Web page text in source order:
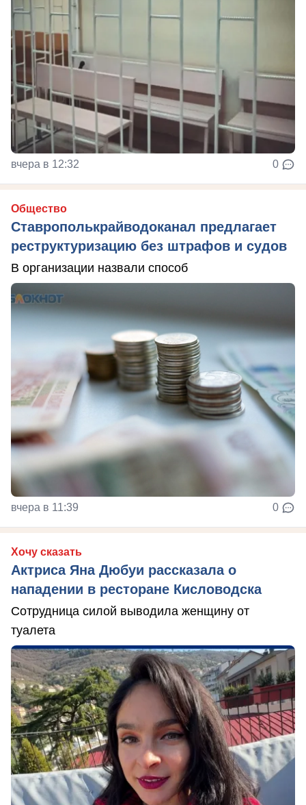
вчера в 12:32 0
Общество
Ставрополькрайводоканал предлагает
реструктуризацию без штрафов и судов
В организации назвали способ
вчера в 11:39 0
Хочу сказать
Актриса Яна Дюбуи рассказала о
нападении в ресторане Кисловодска
Сотрудница силой выводила женщину от
туалета